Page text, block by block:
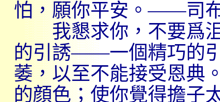
怕，願你平安。——司
我懇求你，不要爲沮
的引誘——一個精巧的
萎，以至不能接受恩典
的顔色；使你覺得擔子